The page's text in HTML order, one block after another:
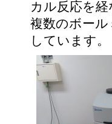
カル反応を
複数のボー
しています。